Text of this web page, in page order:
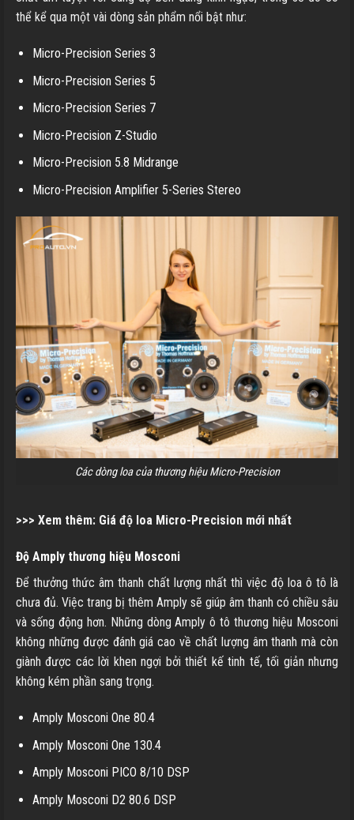
thể kể qua một vài dòng sản phẩm nổi bật như:
Micro-Precision Series 3
Micro-Precision Series 5
Micro-Precision Series 7
Micro-Precision Z-Studio
Micro-Precision 5.8 Midrange
Micro-Precision Amplifier 5-Series Stereo
Các dòng loa của thương hiệu Micro-Precision
>>> Xem thêm: Giá độ loa Micro-Precision mới nhất
Độ Amply thương hiệu Mosconi
Để thưởng thức âm thanh chất lượng nhất thì việc độ loa ô tô là
chưa đủ. Việc trang bị thêm Amply sẽ giúp âm thanh có chiều sâu
và sống động hơn. Những dòng Amply ô tô thương hiệu Mosconi
không những được đánh giá cao về chất lượng âm thanh mà còn
giành được các lời khen ngợi bởi thiết kế tinh tế, tối giản nhưng
không kém phần sang trọng.
Amply Mosconi One 80.4
Amply Mosconi One 130.4
Amply Mosconi PICO 8/10 DSP
Amply Mosconi D2 80.6 DSP